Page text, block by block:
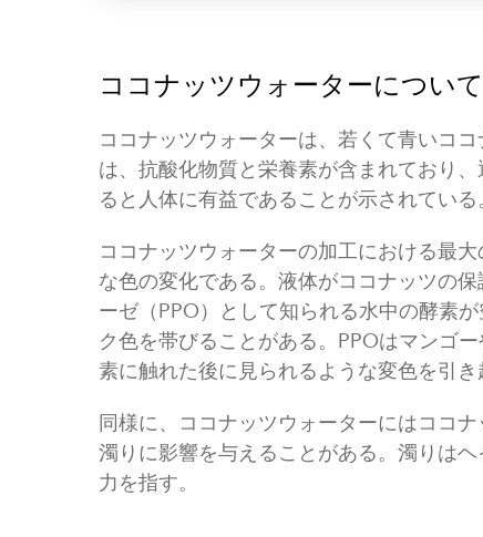
ココナッツウォーターについて
ココナッツウォーターは、若くて青いコ
は、抗酸化物質と栄養素が含まれており
ると人体に有益であることが示されている。
ココナッツウォーターの加工における最
な色の変化である。液体がココナッツの
ーゼ（PPO）として知られる水中の酵素
ク色を帯びることがある。PPOはマンゴ
素に触れた後に見られるような変色を引き
同様に、ココナッツウォーターにはココ
濁りに影響を与えることがある。濁りはヘ
力を指す。